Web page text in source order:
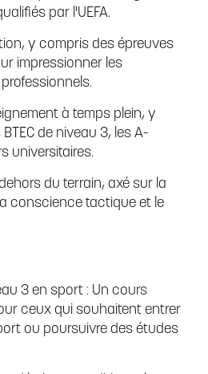
par l'UEFA.
y compris des épreuves
impressionner les
à temps plein, y
de niveau 3, les A-
universitaires.
du terrain, axé sur la
conscience tactique et le
3 en sport : Un cours
ceux qui souhaitent entrer
ou poursuivre des études